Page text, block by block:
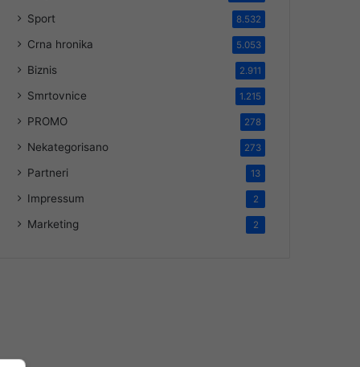
Sport 8.532
Crna hronika 5.053
Biznis 2.911
Smrtovnice 1.215
PROMO 278
Nekategorisano 273
Partneri 13
Impressum 2
Marketing 2